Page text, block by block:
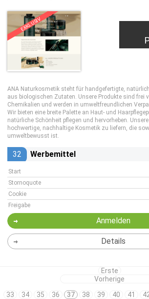
EXKLUSIV
ANA Naturkosmetik steht für handgefertigte,
aus biologischen Zutaten. Unsere Produkte sind frei
Chemikalien und werden in umweltfreundlichen
Wir bieten eine breite Palette an Haut- und
natürliche Schönheit pflegen und hervorheben.
hochwertige, nachhaltige Kosmetik zu liefern, die
umweltbewusst ist.
32 Werbemittel
Start
Stornoquote
Cookie
Freigabe
Anmelden
Details
Erste
Vorherige
33
34 35 36 37 38 39 40 41